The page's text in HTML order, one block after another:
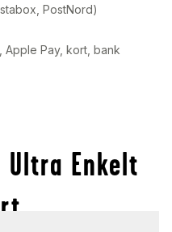
PostNord)
Apple Pay, kort, bank
Ultra Enkelt